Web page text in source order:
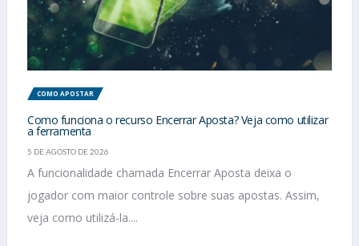
COMO APOSTAR
Como funciona o recurso Encerrar Aposta? Veja como utilizar
a ferramenta
5 DE AGOSTO DE 2026
A funcionalidade chamada Encerrar Aposta deixa o
jogador com maior controle sobre suas apostas. Assim,
veja como utilizá-la....